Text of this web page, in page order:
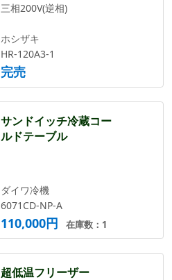
三相200V(逆相)
ホシザキ
HR-120A3-1
完売
サンドイッチ冷蔵コー
ルドテーブル
ダイワ冷機
6071CD-NP-A
110,000円 在庫数：1
超低温フリーザー